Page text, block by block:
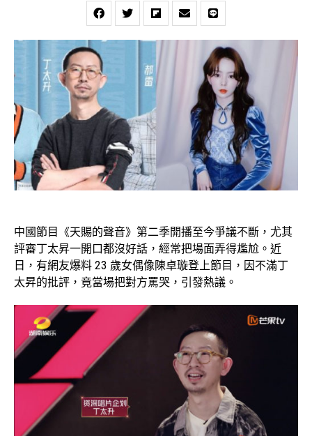
中國節目《天賜的聲音》第二季開播至今爭議不斷，尤其
評審丁太昇一開口都沒好話，經常把場面弄得尷尬。近
日，有網友爆料 23 歲女偶像陳卓璇登上節目，因不滿丁
太昇的批評，竟當場把對方罵哭，引發熱議。